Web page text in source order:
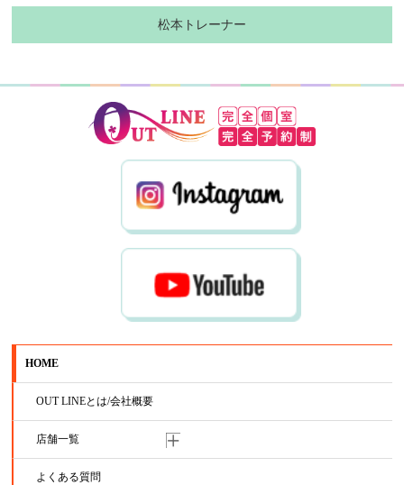
松本トレーナー
HOME
OUT LINEとは/会社概要
店舗一覧
よくある質問